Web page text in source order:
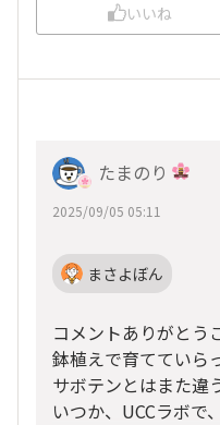
いいね
たまのり
2025/09/05 05:11
まさよぼん
コメントありがとう
鉢植えで育てていら
サボテンとはまた違
いつか、UCCラボで